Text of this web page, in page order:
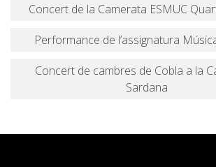
Concert de la Camerata ESMUC
Performance de l’assignatura
Concert de cambres de Cobla a la
Sardana